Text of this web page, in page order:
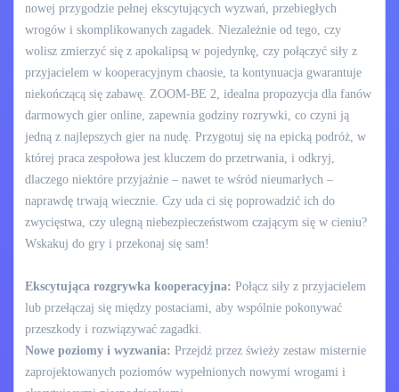
nowej przygodzie pełnej ekscytujących wyzwań, przebiegłych
wrogów i skomplikowanych zagadek. Niezależnie od tego, czy
wolisz zmierzyć się z apokalipsą w pojedynkę, czy połączyć siły z
przyjacielem w kooperacyjnym chaosie, ta kontynuacja gwarantuje
niekończącą się zabawę. ZOOM-BE 2, idealna propozycja dla fanów
darmowych gier online, zapewnia godziny rozrywki, co czyni ją
jedną z najlepszych gier na nudę. Przygotuj się na epicką podróż, w
której praca zespołowa jest kluczem do przetrwania, i odkryj,
dlaczego niektóre przyjaźnie – nawet te wśród nieumarłych –
naprawdę trwają wiecznie. Czy uda ci się poprowadzić ich do
zwycięstwa, czy ulegną niebezpieczeństwom czającym się w cieniu?
Wskakuj do gry i przekonaj się sam!
Ekscytująca rozgrywka kooperacyjna: Połącz siły z przyjacielem
lub przełączaj się między postaciami, aby wspólnie pokonywać
przeszkody i rozwiązywać zagadki.
Nowe poziomy i wyzwania: Przejdź przez świeży zestaw misternie
zaprojektowanych poziomów wypełnionych nowymi wrogami i